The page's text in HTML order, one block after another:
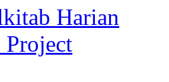
Harian